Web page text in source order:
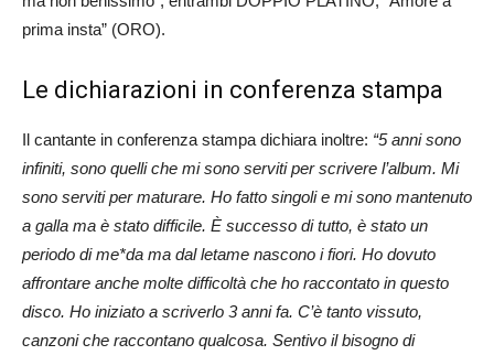
prima insta” (ORO).
Le dichiarazioni in conferenza stampa
Il cantante in conferenza stampa dichiara inoltre: “5 anni sono
infiniti, sono quelli che mi sono serviti per scrivere l’album. Mi
sono serviti per maturare. Ho fatto singoli e mi sono mantenuto
a galla ma è stato difficile. È successo di tutto, è stato un
periodo di me*da ma dal letame nascono i fiori. Ho dovuto
affrontare anche molte difficoltà che ho raccontato in questo
disco. Ho iniziato a scriverlo 3 anni fa. C’è tanto vissuto,
canzoni che raccontano qualcosa. Sentivo il bisogno di